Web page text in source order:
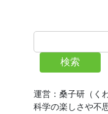
検索
運営：桑子研（く
科学の楽しさや不